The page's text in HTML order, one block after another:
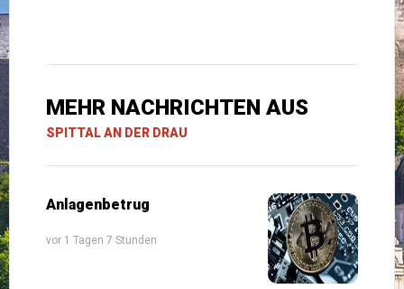
MEHR NACHRICHTEN AUS
SPITTAL AN DER DRAU
Anlagenbetrug
vor 1 Tagen 7 Stunden